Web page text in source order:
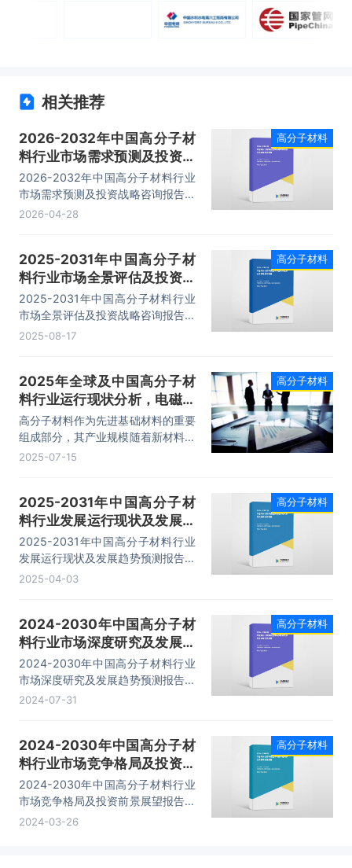
相关推荐
2026-2032年中国高分子材
料行业市场需求预测及投资战
略咨询报告
2026-2032年中国高分子材料行业
市场需求预测及投资战略咨询报告，
主要包括行业上下游分析及其影响、
容。
2026-04-28
高分子材料
2025-2031年中国高分子材
料行业市场全景评估及投资战
略咨询报告
2025-2031年中国高分子材料行业
市场全景评估及投资战略咨询报告，
主要包括行业重点企业分析、市场趋
2025-08-17
高分子材料
2025年全球及中国高分子材
料行业运行现状分析，电磁响
应型高分子材料是主要发展方
向「图」
高分子材料作为先进基础材料的重要
组成部分，其产业规模随着新材料产
业的快速发展而不断扩大。数据显
年的约45.61万亿元，期间复合年增
长率达到11.14%。分区域看，中国
是全球高分子材料的第一大需求市
场，2024年中国高分子材料市场规
35.7%。
2025-07-15
高分子材料
2025-2031年中国高分子材
料行业发展运行现状及发展趋
势预测报告
2025-2031年中国高分子材料行业
发展运行现状及发展趋势预测报告，
主要包括行业上下游分析及其影响、
容。
2025-04-03
高分子材料
2024-2030年中国高分子材
料行业市场深度研究及发展趋
势预测报告
2024-2030年中国高分子材料行业
市场深度研究及发展趋势预测报告，
主要包括行业重点企业分析、市场趋
2024-07-31
高分子材料
2024-2030年中国高分子材
料行业市场竞争格局及投资前
景展望报告
2024-2030年中国高分子材料行业
市场竞争格局及投资前景展望报告，
主要包括行业上下游分析及其影响、
2024-03-26
高分子材料